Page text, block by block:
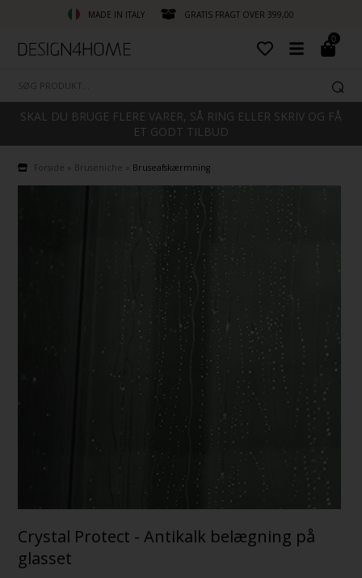
MADE IN ITALY GRATIS FRAGT OVER 399,00
0
SKAL DU BRUGE FLERE VARER, SÅ RING ELLER SKRIV OG FÅ
ET GODT TILBUD
Forside Bruseniche Bruseafskærmning
Crystal Protect - Antikalk belægning på
glasset